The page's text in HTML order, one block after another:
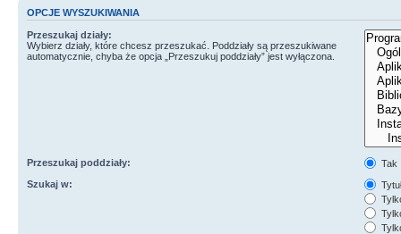
OPCJE WYSZUKIWANIA
Przeszukaj działy:
Wybierz działy, które chcesz przeszukać. Poddziały są przeszukiwane
automatycznie, chyba że opcja „Przeszukuj poddziały” jest wyłączona.
Przeszukaj poddziały:
Tak
Szukaj w: